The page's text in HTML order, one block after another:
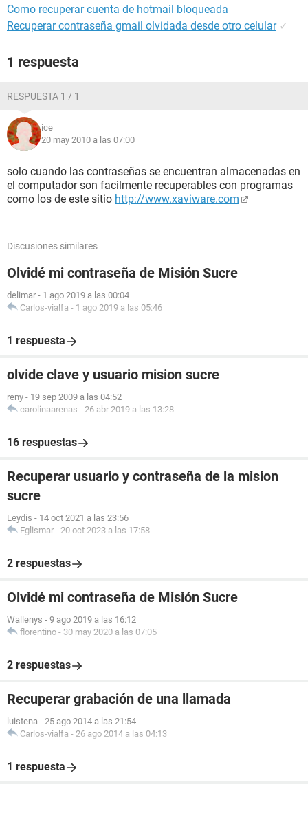
Como recuperar cuenta de hotmail bloqueada
Recuperar contraseña gmail olvidada desde otro celular ✓
1 respuesta
RESPUESTA 1 / 1
ice
20 may 2010 a las 07:00
solo cuando las contraseñas se encuentran almacenadas en
el computador son facilmente recuperables con programas
como los de este sitio http://www.xaviware.com
Discusiones similares
Olvidé mi contraseña de Misión Sucre
delimar - 1 ago 2019 a las 00:04
Carlos-vialfa - 1 ago 2019 a las 05:46
1 respuesta
olvide clave y usuario mision sucre
reny - 19 sep 2009 a las 04:52
carolinaarenas - 26 abr 2019 a las 13:28
16 respuestas
Recuperar usuario y contraseña de la mision
sucre
Leydis - 14 oct 2021 a las 23:56
Eglismar - 20 oct 2023 a las 17:58
2 respuestas
Olvidé mi contraseña de Misión Sucre
Wallenys - 9 ago 2019 a las 16:12
florentino - 30 may 2020 a las 07:05
2 respuestas
Recuperar grabación de una llamada
luistena - 25 ago 2014 a las 21:54
Carlos-vialfa - 26 ago 2014 a las 04:13
1 respuesta